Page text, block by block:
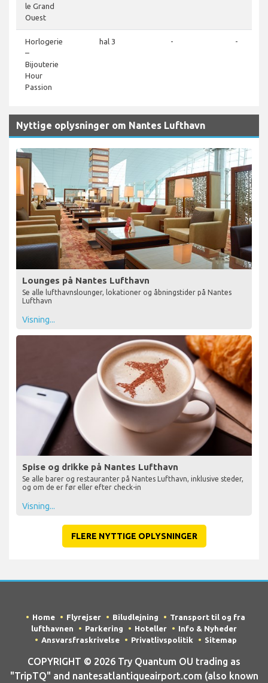
le Grand
Ouest
Horlogerie
–
Bijouterie
Hour
Passion
hal 3 - -
Nyttige oplysninger om Nantes Lufthavn
Lounges på Nantes Lufthavn
Se alle lufthavnslounger, lokationer og åbningstider på Nantes
Lufthavn
Visning...
Spise og drikke på Nantes Lufthavn
Se alle barer og restauranter på Nantes Lufthavn, inklusive steder,
og om de er før eller efter check-in
Visning...
FLERE NYTTIGE OPLYSNINGER
Home Flyrejser Biludlejning
Transport til og fra
lufthavnen
Parkering Hoteller
Info & Nyheder
Ansvarsfraskrivelse
Privatlivspolitik Sitemap
COPYRIGHT © 2026 Try Quantum OU trading as
"TripTQ" and nantesatlantiqueairport.com (also known